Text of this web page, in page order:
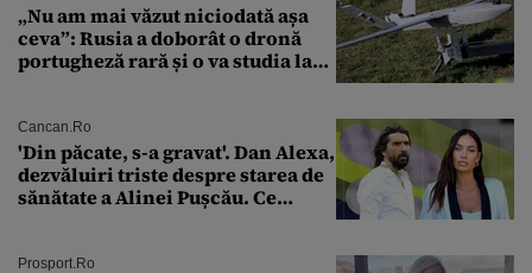
„Nu am mai văzut niciodată așa
ceva”: Rusia a doborât o dronă
portugheză rară și o va studia la
Cancan.ro
'Din păcate, s-a gravat'. Dan Alexa,
dezvăluiri triste despre starea de
sănătate a Alinei Pușcău. Ce
Prosport.ro